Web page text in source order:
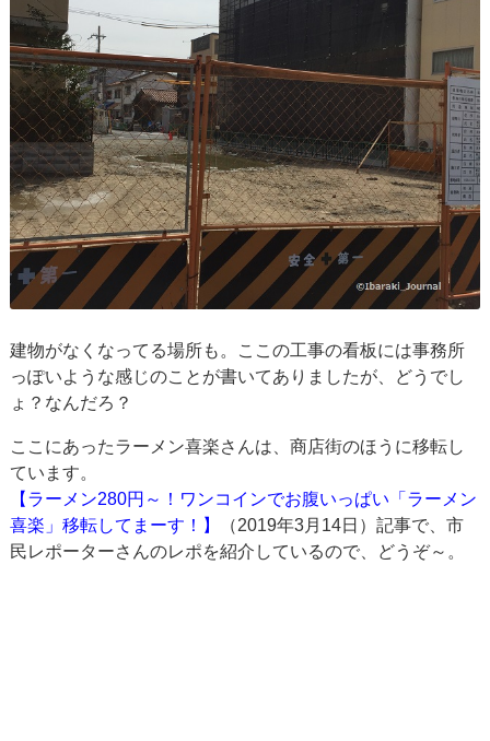
建物がなくなってる場所も。ここの工事の看板には事務所
っぽいような感じのことが書いてありましたが、どうでし
ょ？なんだろ？
ここにあったラーメン喜楽さんは、商店街のほうに移転し
ています。
【ラーメン280円～！ワンコインでお腹いっぱい「ラーメン
喜楽」移転してまーす！】
（2019年3月14日）記事で、市
民レポーターさんのレポを紹介しているので、どうぞ～。